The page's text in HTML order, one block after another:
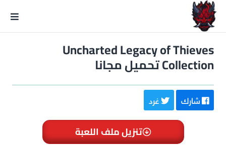
Uncharted Legacy of Thieves
Collection تحميل مجانا
شارك غرد
تنزيل ملف اللعبة